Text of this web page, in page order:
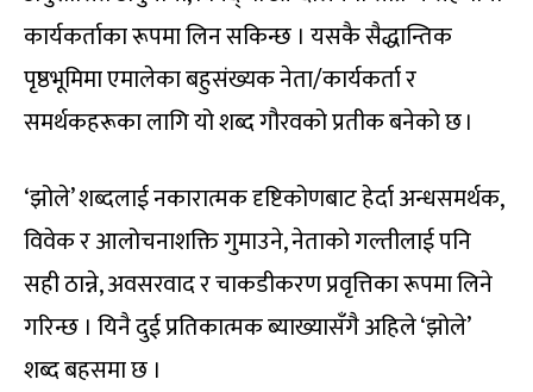
कार्यकर्ताका रूपमा लिन सकिन्छ । यसकै सैद्धान्तिक
पृष्ठभूमिमा एमालेका बहुसंख्यक नेता/कार्यकर्ता र
समर्थकहरूका लागि यो शब्द गौरवको प्रतीक बनेको छ ।
‘झोले’ शब्दलाई नकारात्मक दृष्टिकोणबाट हेर्दा अन्धसमर्थक,
विवेक र आलोचनाशक्ति गुमाउने, नेताको गल्तीलाई पनि
सही ठान्ने, अवसरवाद र चाकडीकरण प्रवृत्तिका रूपमा लिने
गरिन्छ । यिनै दुई प्रतिकात्मक ब्याख्यासँगै अहिले ‘झोले’
शब्द बहसमा छ ।